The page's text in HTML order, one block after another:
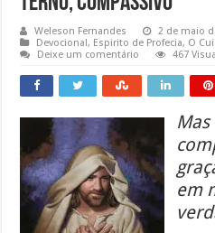
Weleson Fernandes
2 de maio
Devocional, Espirito de Profecia, O
Deixe um comentário
467
Mas
em